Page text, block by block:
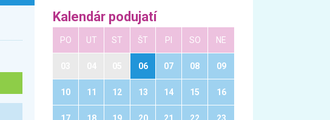
Kalendár podujatí
PO UT ST ŠT PI SO NE
06 07 08 09
10 11 12 13 14 15 16